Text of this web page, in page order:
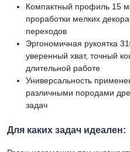
Компактный профиль 15
проработки мелких
переходов
Эргономичная рукоятка
уверенный хват, точный
длительной работе
Универсальность
различными породами
задач
Для каких задач идеален: